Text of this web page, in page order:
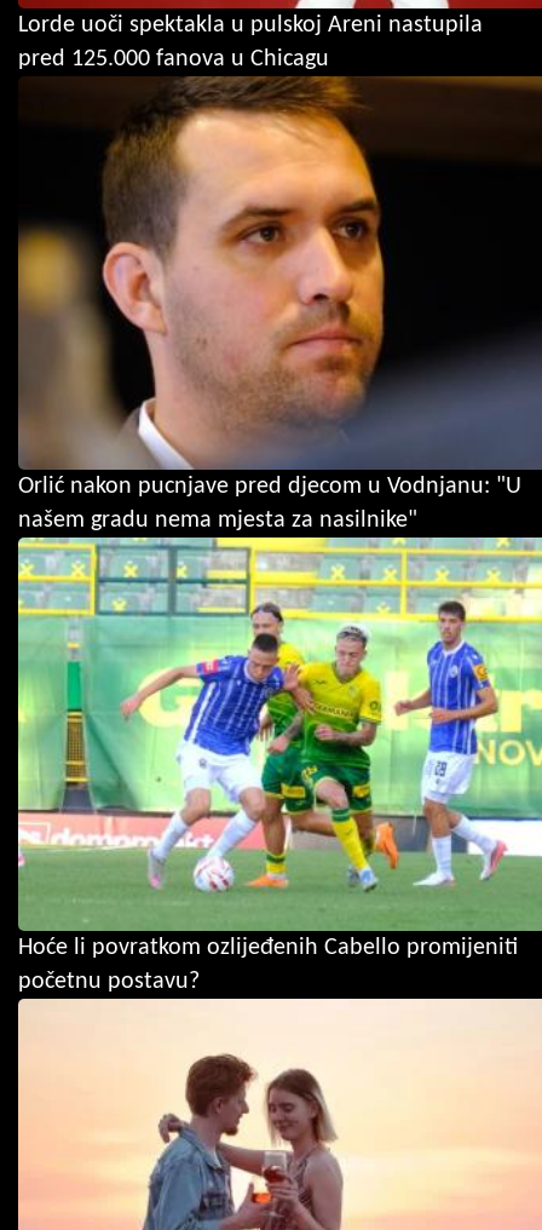
Lorde uoči spektakla u pulskoj Areni nastupila
pred 125.000 fanova u Chicagu
Orlić nakon pucnjave pred djecom u Vodnjanu: "U
našem gradu nema mjesta za nasilnike"
Hoće li povratkom ozlijeđenih Cabello promijeniti
početnu postavu?